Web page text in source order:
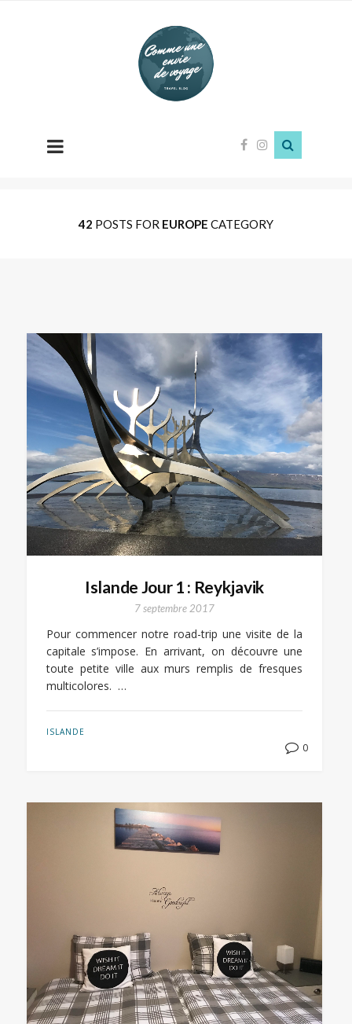
Comme
une
envie
de
42 POSTS FOR EUROPE CATEGORY
Islande Jour 1 : Reykjavik
7 septembre 2017
Pour commencer notre road-trip une visite de la
capitale s’impose. En arrivant, on découvre une
toute petite ville aux murs remplis de fresques
multicolores. …
ISLANDE
0